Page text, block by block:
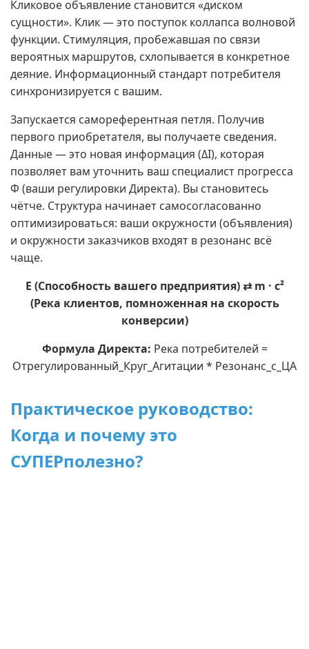
Кликовое объявление становится «диском
сущности». Клик — это поступок коллапса волновой
функции. Стимуляция, пробежавшая по связи
вероятных маршрутов, схлопывается в конкретное
деяние. Информационный стандарт потребителя
синхронизируется с вашим.
Запускается самореферентная петля. Получив
первого приобретателя, вы получаете сведения.
Данные — это новая информация (ΔI), которая
позволяет вам уточнить ваш специалист прогресса
Φ (ваши регулировки Директа). Вы становитесь
чётче. Структура начинает самосогласованно
оптимизироваться: ваши окружности (объявления)
и окружности заказчиков входят в резонанс всё
чаще.
E (Способность вашего предприятия) ⇄ m · c²
(Река клиентов, помноженная на скорость
конверсии)
Формула Директа: Река потребителей =
Отрегулированный_Круг_Агитации * Резонанс_с_ЦА
Практическое руководство:
Когда и почему это
СУПЕРполезно?